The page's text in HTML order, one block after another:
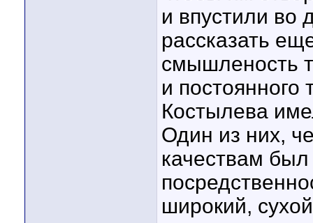
и впустили
рассказать
смышленость
и
Костылева
Один из них,
качествам
широкий,